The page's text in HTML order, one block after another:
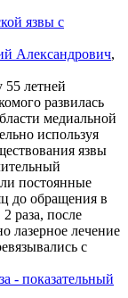
язвы с
Александрович,
55 летней
развилась
медиальной
используя
язвы
постоянные
до обращения в
раза, после
лазерное лечение
с
- показательный